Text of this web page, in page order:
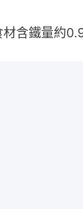
含鐵量約